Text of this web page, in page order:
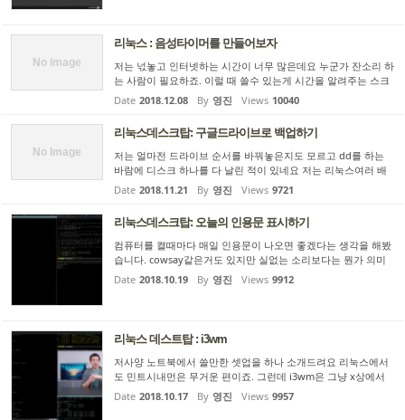
No Image
리눅스 : 음성타이머를 만들어보자
저는 넋놓고 인터넷하는 시간이 너무 많은데요 누군가 잔소리 하
는 사람이 필요하죠. 이럴 때 쓸수 있는게 시간을 알려주는 스크
립트를 만들어봅시다. 자, 먼저 tts 프로그램을 깝니다. sudo apt
-cache search tts 해보니까 espeak이라는게 있군요. 설치합니
다...
Date 2018.12.08 By 영진 Views 10040
No Image
리눅스데스크탑: 구글드라이브로 백업하기
저는 얼마전 드라이브 순서를 바꿔놓은지도 모르고 dd를 하는
바람에 디스크 하나를 다 날린 적이 있네요 저는 리눅스여러 배
포판들를 테스트해보면서 쓰는데 간단한 백업툴을 만들어 쓰면
아주 편리합니다. usb스틱도 필요없이 구글드라이브로 한방에
유저화...
Date 2018.11.21 By 영진 Views 9721
리눅스데스크탑: 오늘의 인용문 표시하기
컴퓨터를 켤때마다 매일 인용문이 나오면 좋겠다는 생각을 해봤
습니다. cowsay같은거도 있지만 실없는 소리보다는 뭔가 의미
있는 내용이 나오는걸 찾아봤네요 그러다보니 theysaidso.com
에서 매일 서비스하는 인용글 서비스가 있네요 이걸 i3스테이터
Date 2018.10.19 By 영진 Views 9912
리눅스 데스트탑 : i3wm
저사양 노트북에서 쓸만한 셋업을 하나 소개드려요 리눅스에서
도 민트시내먼은 무거운 편이죠. 그런데 i3wm은 그냥 x상에서
윈도우정리만 하는 윈도우 매니저에요 윈도우 쓰다보면 윈도우
조작이 피곤합니다. 마우스로 움직여야하고 (키보드도 되지만 제
Date 2018.10.17 By 영진 Views 9957